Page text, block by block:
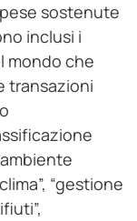
sostenute
inclusi i
mondo che
transazioni
“gestione